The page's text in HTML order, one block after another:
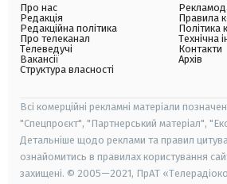
Про нас
Редакція
Редакційна політика
Про телеканал
Телеведучі
Вакансії
Структура власності
Правила
Політика
Технічна
Контакти
Архів
Всі комерційні рекламні матеріали
"Спецпроєкт", "Партнерський матеріал",
Детальніше щодо реклами та правил
ознайомитись в правилах користування
захищені. © 2005—2021, ПрАТ